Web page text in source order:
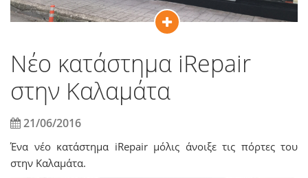
Νέο κατάστημα iRepair
στην Καλαμάτα
21/06/2016
Ένα νέο κατάστημα iRepair μόλις άνοιξε τις πόρτες του
στην Καλαμάτα.